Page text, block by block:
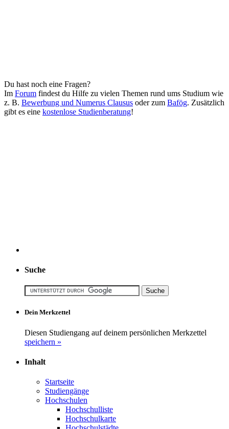
Du hast noch eine Fragen?
Im Forum findest du Hilfe zu vielen Themen rund ums Studium wie
z. B. Bewerbung und Numerus Clausus oder zum Bafög. Zusätzlich
gibt es eine kostenlose Studienberatung!
Suche
Dein Merkzettel
Diesen Studiengang auf deinem persönlichen Merkzettel
speichern »
Inhalt
Startseite
Studiengänge
Hochschulen
Hochschulliste
Hochschulkarte